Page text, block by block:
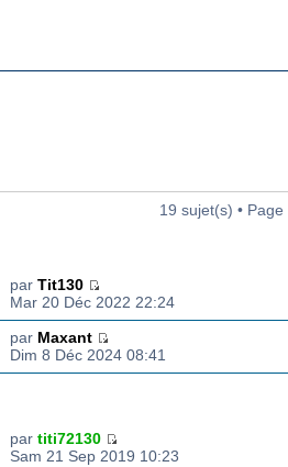
19 sujet(s) • Page
par Tit130
Mar 20 Déc 2022 22:24
par Maxant
Dim 8 Déc 2024 08:41
par titi72130
Sam 21 Sep 2019 10:23